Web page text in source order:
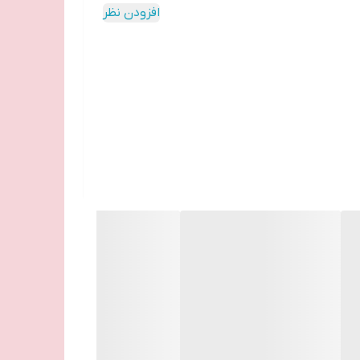
افزودن نظر